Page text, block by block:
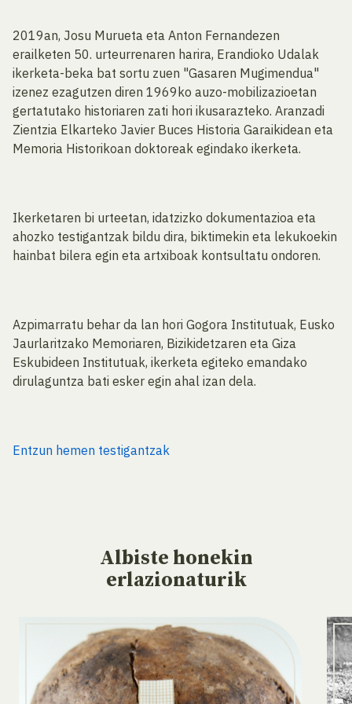
2019an, Josu Murueta eta Anton Fernandezen
erailketen 50. urteurrenaren harira, Erandioko Udalak
ikerketa-beka bat sortu zuen "Gasaren Mugimendua"
izenez ezagutzen diren 1969ko auzo-mobilizazioetan
gertatutako historiaren zati hori ikusarazteko. Aranzadi
Zientzia Elkarteko Javier Buces Historia Garaikidean eta
Memoria Historikoan doktoreak egindako ikerketa.
Ikerketaren bi urteetan, idatzizko dokumentazioa eta
ahozko testigantzak bildu dira, biktimekin eta lekukoekin
hainbat bilera egin eta artxiboak kontsultatu ondoren.
Azpimarratu behar da lan hori Gogora Institutuak, Eusko
Jaurlaritzako Memoriaren, Bizikidetzaren eta Giza
Eskubideen Institutuak, ikerketa egiteko emandako
dirulaguntza bati esker egin ahal izan dela.
Entzun hemen testigantzak
Albiste honekin
erlazionaturik